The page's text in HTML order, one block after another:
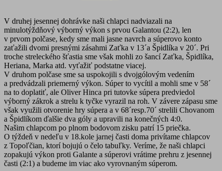
V druhej jesennej dohrávke naši chlapci nadviazali na
minulotýždňový výborný výkon s prvou Galantou (2:2), len
v prvom polčase, kedy sme mali jasne navrch a súperovo konto
zaťažili dvomi presnými zásahmi Zaťka v 13´a Špidlíka v 20´. Pri
troche streleckého šťastia sme však mohli zo šancí Zaťka, Špidlíka,
Heriana, Marka atd. vyťažiť podstatne viacej.
V druhom polčase sme sa uspokojili s dvojgólovým vedením
a predvádzali priemerný výkon. Súper to vycítil a mohli sme v 58´
na to doplatiť, ale Oliver Hinca pri tutovke súpera predviedol
výborný zákrok a strelu k tyčke vyrazil na roh. V závere zápasu sme
však využili otvorenie hry súpera a v 68´resp.70´ strelili Chovanom
a Špidlíkom ďalšie dva góly a upravili na konečných 4:0.
Našim chlapcom po plnom bodovom zisku patrí 15 priečka.
O týždeň v nedeľu v 18.kole jarnej časti doma privítame chlapcov
z Topoľčian, ktorí bojujú o čelo tabuľky. Veríme, že naši chlapci
zopakujú výkon proti Galante a súperovi vrátime prehru z jesennej
časti (2:1) a budeme im viac ako vyrovnaným súperom.